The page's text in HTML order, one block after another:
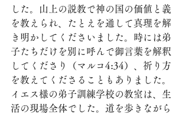
した。山上の説教で神の国の価値と義
を教えられ、たとえを通して真理を解
き明かしてくださいました。時には弟
子たちだけを別に呼んで御言葉を解釈
してくださり（マルコ4:34）、祈り方
を教えてくださることもありました。
イエス様の弟子訓練学校の教室は、生
活の現場全体でした。道を歩きながら